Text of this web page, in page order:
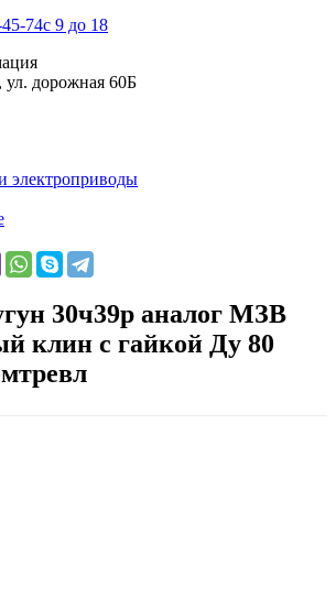
74c 9 до 18
ул. дорожная 60Б
электроприводы
30ч39р аналог МЗВ
клин c гайкой Ду 80